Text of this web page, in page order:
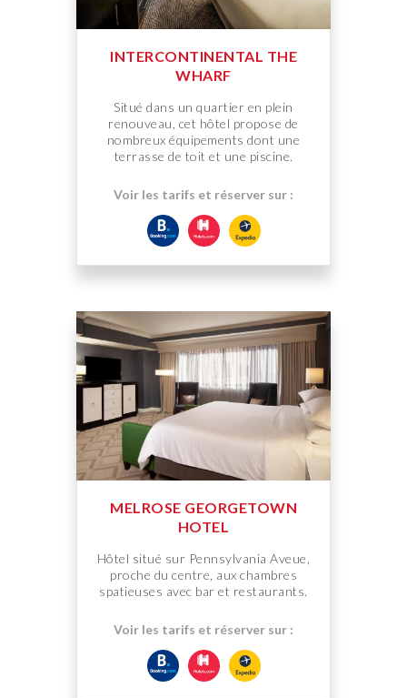
INTERCONTINENTAL THE
WHARF
Situé dans un quartier en plein
renouveau, cet hôtel propose de
nombreux équipements dont une
terrasse de toit et une piscine.
Voir les tarifs et réserver sur :
MELROSE GEORGETOWN
HOTEL
Hôtel situé sur Pennsylvania Aveue,
proche du centre, aux chambres
spatieuses avec bar et restaurants.
Voir les tarifs et réserver sur :